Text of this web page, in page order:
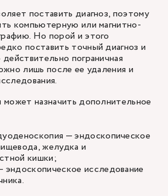
поставить диагноз, поэтому
компьютерную или магнитно-
Но порой и этого
поставить точный диагноз и
пограничная
лишь после ее удаления и
может назначить дополнительное
— эндоскопическое
желудка и
кишки;
эндоскопическое исследование